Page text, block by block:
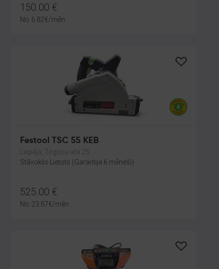
150.00 €
No 6.82€/mēn.
Festool TSC 55 KEB
Liepāja, Tirgoņu iela 25
Stāvoklis Lietots (Garantija 6 mēneši)
525.00 €
No 23.87€/mēn.